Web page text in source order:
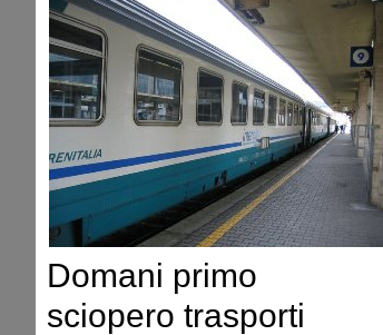
Domani primo
sciopero trasporti